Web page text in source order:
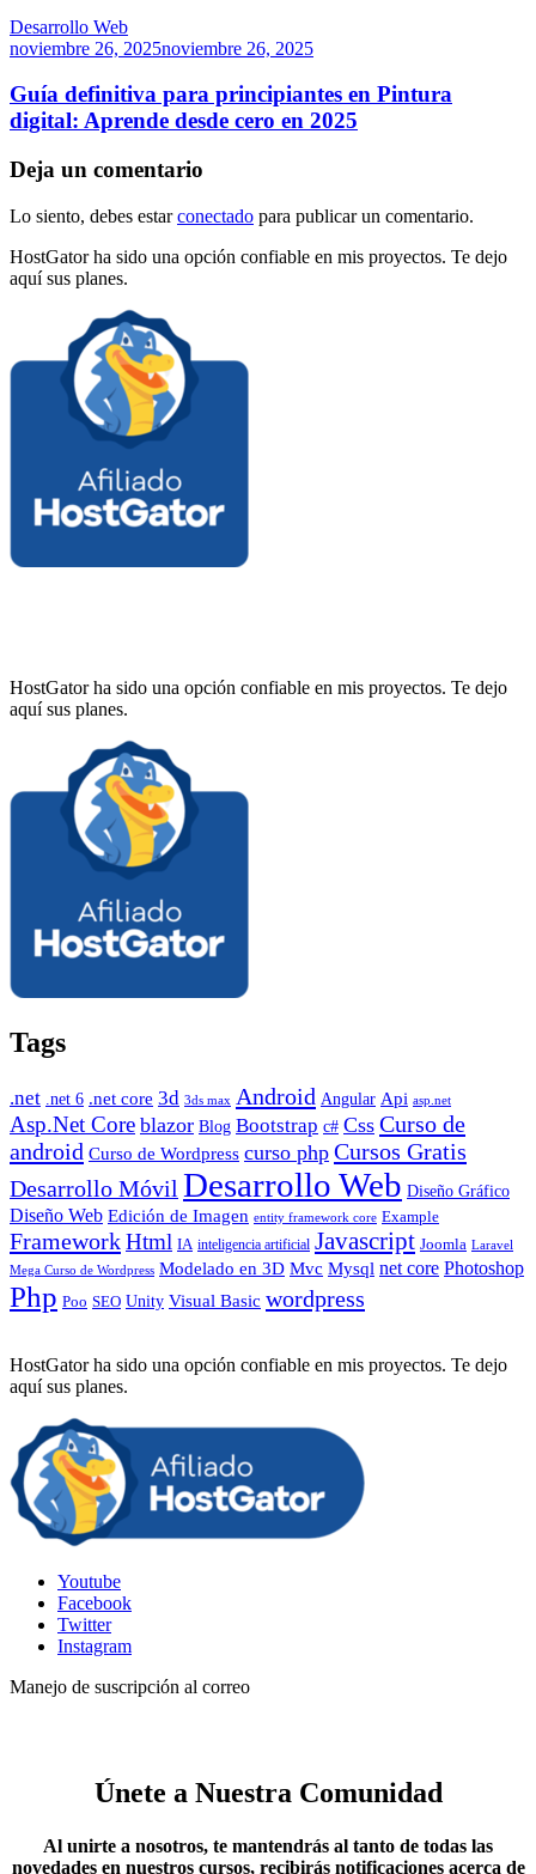
Desarrollo Web
noviembre 26, 2025noviembre 26, 2025
Guía definitiva para principiantes en Pintura
digital: Aprende desde cero en 2025
Deja un comentario
Lo siento, debes estarconectado para publicar un comentario.
HostGator ha sido una opción confiable en mis proyectos. Te dejo
aquí sus planes.
HostGator ha sido una opción confiable en mis proyectos. Te dejo
aquí sus planes.
Tags
.net .net 6 .net core 3d 3ds max Android Angular Api asp.net
Asp.Net Core blazor Blog Bootstrap c# Css Curso de
android Curso de Wordpress curso php Cursos Gratis
Desarrollo Móvil Desarrollo Web Diseño Gráfico
Diseño Web Edición de Imagen entity framework core Example
FrameworkHtml IA inteligencia artificial Javascript Joomla Laravel
Mega Curso de Wordpress Modelado en 3D Mvc Mysql net core Photoshop
Php Poo SEO Unity Visual Basic wordpress
HostGator ha sido una opción confiable en mis proyectos. Te dejo
aquí sus planes.
Youtube
Facebook
Twitter
Instagram
Manejo de suscripción al correo
Únete a Nuestra Comunidad
Al unirte a nosotros, te mantendrás al tanto de todas las
novedades en nuestros cursos, recibirás notificaciones acerca de